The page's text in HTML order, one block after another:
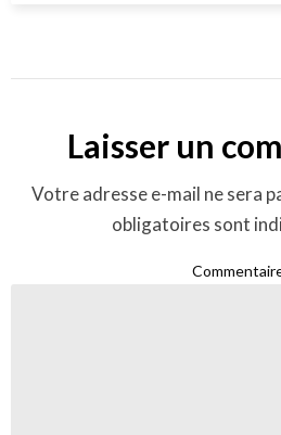
Laisser un
Votre adresse e-mail ne sera
obligatoires sont